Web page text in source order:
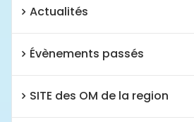
Actualités
Évènements passés
SITE des OM de la region